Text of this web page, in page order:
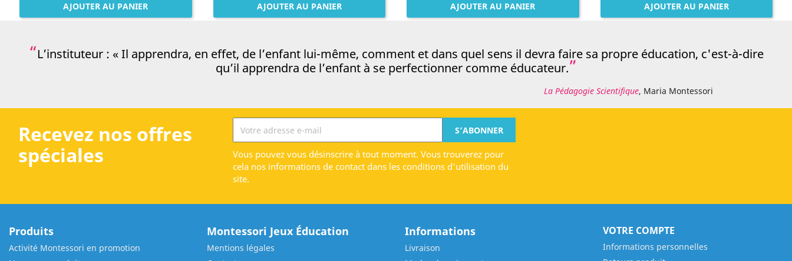
AJOUTER AU PANIER AJOUTER AU PANIER AJOUTER AU PANIER AJOUTER AU PANIER
L’instituteur : « Il apprendra, en effet, de l’enfant lui-même, comment et dans quel sens il devra faire sa propre éducation, c'est-à-dire
qu’il apprendra de l’enfant à se perfectionner comme éducateur.
La Pédagogie Scientifique, Maria Montessori
Recevez nos offres
spéciales
Vous pouvez vous désinscrire à tout moment. Vous trouverez pour
cela nos informations de contact dans les conditions d'utilisation du
site.
Produits
Activité Montessori en promotion
Montessori Jeux Éducation
Mentions légales
Informations
Livraison
VOTRE COMPTE
Informations personnelles